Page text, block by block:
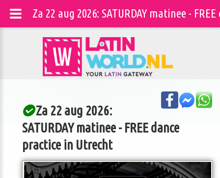
Za 22 aug 2026:
SATURDAY matinee - FREE dance
practice in Utrecht
Za 22 aug 2026: SATURDAY matinee -